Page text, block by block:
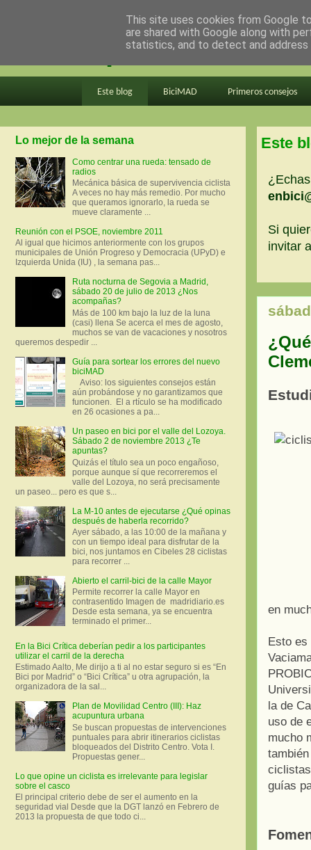
en bici por madrid
Este blog BiciMAD Primeros consejos
Este
Si
invitar
en
Esto
la de
uso de
mucho
guías
Lo mejor de la semana
Como centrar una rueda: tensado de
radios
Mecánica básica de supervivencia ciclista
A veces no hay más remedio. Por mucho
que queramos ignorarlo, la rueda se
mueve claramente ...
Reunión con el PSOE, noviembre 2011
Al igual que hicimos anteriormente con los grupos
municipales de Unión Progreso y Democracia (UPyD) e
Izquierda Unida (IU) , la semana pas...
Ruta nocturna de Segovia a Madrid,
sábado 20 de julio de 2013 ¿Nos
acompañas?
Más de 100 km bajo la luz de la luna
(casi) llena Se acerca el mes de agosto,
muchos se van de vacaciones y nosotros
queremos despedir ...
Guía para sortear los errores del nuevo
biciMAD
Aviso: los siguientes consejos están
aún probándose y no garantizamos que
funcionen. El a rtículo se ha modificado
en 26 ocasiones a pa...
Un paseo en bici por el valle del Lozoya.
Sábado 2 de noviembre 2013 ¿Te
apuntas?
Quizás el título sea un poco engañoso,
porque aunque sí que recorreremos el
valle del Lozoya, no será precisamente
un paseo... pero es que s...
La M-10 antes de ejecutarse ¿Qué opinas
después de haberla recorrido?
Ayer sábado, a las 10:00 de la mañana y
con un tiempo ideal para disfrutar de la
bici, nos juntamos en Cibeles 28 ciclistas
para recorrer ...
Abierto el carril-bici de la calle Mayor
Permite recorrer la calle Mayor en
contrasentido Imagen de madridiario.es
Desde esta semana, ya se encuentra
terminado el primer...
En la Bici Crítica deberían pedir a los participantes
utilizar el carril de la derecha
Estimado Aalto, Me dirijo a ti al no estar seguro si es “En
Bici por Madrid” o “Bici Crítica” u otra agrupación, la
organizadora de la sal...
Plan de Movilidad Centro (III): Haz
acupuntura urbana
Se buscan propuestas de intervenciones
puntuales para abrir itinerarios ciclistas
bloqueados del Distrito Centro. Vota I.
Propuestas gener...
Lo que opine un ciclista es irrelevante para legislar
sobre el casco
El principal criterio debe de ser el aumento en la
seguridad vial Desde que la DGT lanzó en Febrero de
2013 la propuesta de que todo ci...
This site uses cookies from Google
are shared with Google along with
statistics, and to detect and address